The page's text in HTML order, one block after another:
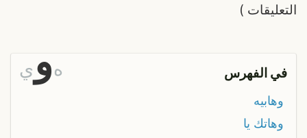
التعليقات )
في الفهرس هو ي
وهابيه
وهاتك يا